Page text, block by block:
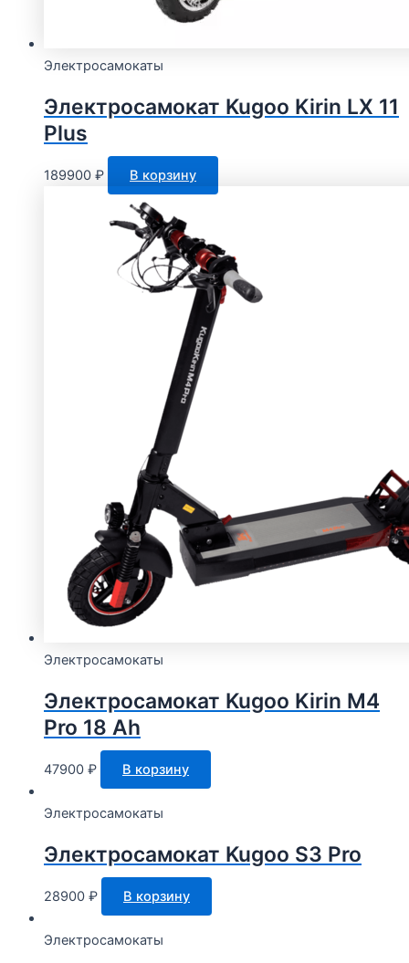
Электросамокаты
Электросамокат Kugoo Kirin LX 11
Plus
189900 ₽ В корзину
Электросамокаты
Электросамокат Kugoo Kirin M4
Pro 18 Ah
47900 ₽ В корзину
Электросамокаты
Электросамокат Kugoo S3 Pro
28900 ₽ В корзину
Электросамокаты